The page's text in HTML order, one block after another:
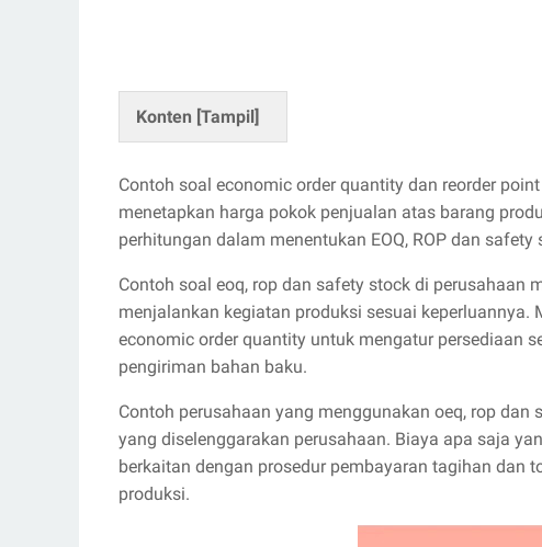
Konten [Tampil]
Contoh soal economic order quantity dan reorder
menetapkan harga pokok penjualan atas barang
perhitungan dalam menentukan EOQ, ROP dan
Contoh soal eoq, rop dan safety stock di
menjalankan kegiatan produksi sesuai
economic order quantity untuk mengatur persediaan
pengiriman bahan baku.
Contoh perusahaan yang menggunakan oeq, rop
yang diselenggarakan perusahaan. Biaya apa saja
berkaitan dengan prosedur pembayaran tagihan dan
produksi.